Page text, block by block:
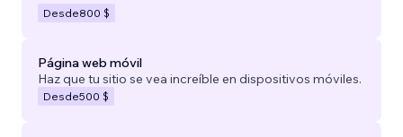
Desde800 $
Página web móvil
Haz que tu sitio se vea increíble en dispositivos móviles.
Desde500 $